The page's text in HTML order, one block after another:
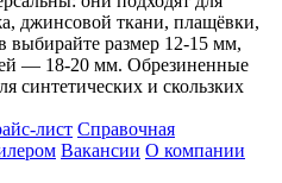
джинсовой ткани, плащёвки,
выбирайте размер 12-15 мм,
— 18-20 мм. Обрезиненные
синтетических и скользких
лист Справочная
Вакансии О компании